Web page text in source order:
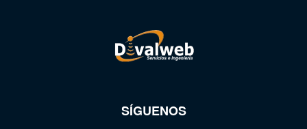
SÍGUENOS